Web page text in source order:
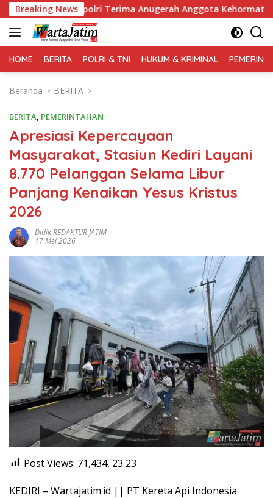
Langsung
ke
konten
Breaking News
Terima Anugerah Anggota Kehormatan Kapolri
HOME BERITA POLRI & TNI HUKUM & KRIMINAL
Beranda BERITA
BERITA, PEMERINTAHAN
Apresiasi Kepercayaan
Masyarakat, Stasiun Kediri Layani
8.770 Pelanggan Selama Libur
Panjang Kenaikan Yesus Kristus
2026
Didik REDAKTUR JATIM
17 Mei 2026
Post Views: 71,434, 23 23
KEDIRI – Wartajatim.id || PT Kereta Api Indonesia